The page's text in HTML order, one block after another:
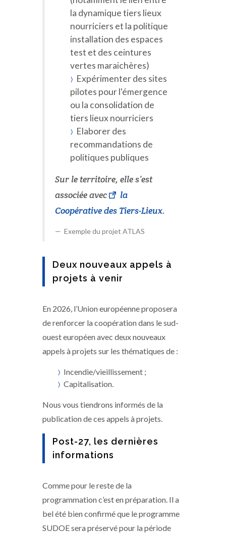
la dynamique tiers lieux
nourriciers et la politique
installation des espaces
test et des ceintures
vertes maraichères)
Expérimenter des sites
pilotes pour l'émergence
ou la consolidation de
tiers lieux nourriciers
Elaborer des
recommandations de
politiques publiques
Sur le territoire, elle s’est
associée avec
la
Coopérative des Tiers-Lieux.
Exemple du projet ATLAS
Deux nouveaux appels à
projets à venir
En 2026, l’Union européenne proposera
de renforcer la coopération dans le sud-
ouest européen avec deux nouveaux
appels à projets sur les thématiques de :
Incendie/vieillissement ;
Capitalisation.
Nous vous tiendrons informés de la
publication de ces appels à projets.
Post-27, les dernières
informations
Comme pour le reste de la
programmation c’est en préparation. Il a
bel été bien confirmé que le programme
SUDOE sera préservé pour la période